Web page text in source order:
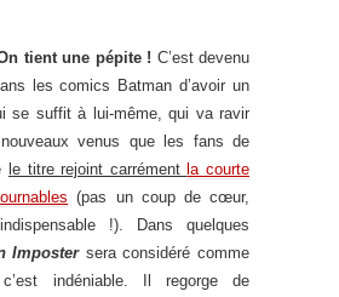
tient une pépite ! C’est devenu
les comics Batman d’avoir un
se suffit à lui-même, qui va ravir
venus que les fans de
le titre rejoint carrémentla courte
(pas un coup de cœur,
!). Dans quelques
Impostersera considéré comme
indéniable. Il regorge de